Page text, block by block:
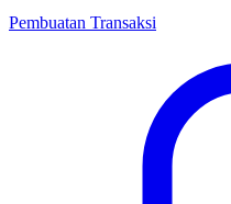
Pembuatan Transaksi